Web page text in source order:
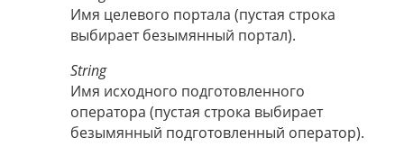
Имя целевого портала (пустая строка
выбирает безымянный портал).
String
Имя исходного подготовленного
оператора (пустая строка выбирает
безымянный подготовленный оператор).